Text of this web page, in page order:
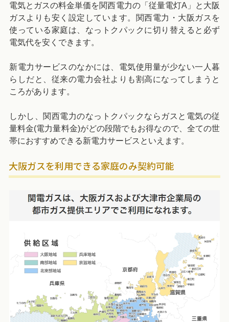
電気とガスの料金単価を関西電力の「従量電灯A」と大阪
ガスよりも安く設定しています。関西電力・大阪ガスを
使っている家庭は、なっトクパックに切り替えると必ず
電気代を安くできます。
新電力サービスのなかには、電気使用量が少ない一人暮
らしだと、従来の電力会社よりも割高になってしまうと
ころがあります。
しかし、関西電力のなっトクパックならガスと電気の従
量料金(電力量料金)がどの段階でもお得なので、全ての世
帯におすすめできる新電力サービスといえます。
大阪ガスを利用できる家庭のみ契約可能